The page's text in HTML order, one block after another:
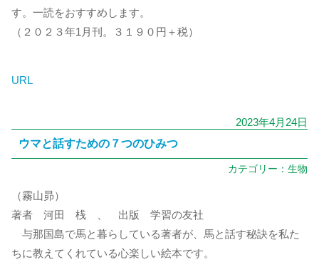
す。一読をおすすめします。
（２０２３年1月刊。３１９０円＋税）
URL
2023年4月24日
ウマと話すための７つのひみつ
カテゴリー： 生物
（霧山昴）
著者 河田 桟 、 出版 学習の友社
与那国島で馬と暮らしている著者が、馬と話す秘訣を私た
ちに教えてくれている心楽しい絵本です。